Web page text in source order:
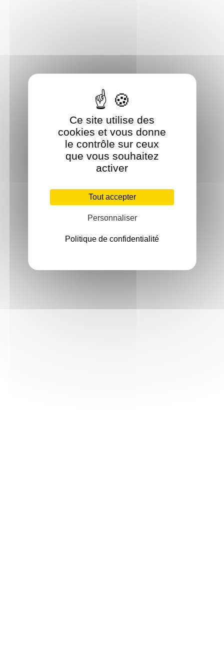
Ce site utilise des
cookies et vous donne
le contrôle sur ceux
que vous souhaitez
activer
Tout accepter
Personnaliser
Politique de confidentialité